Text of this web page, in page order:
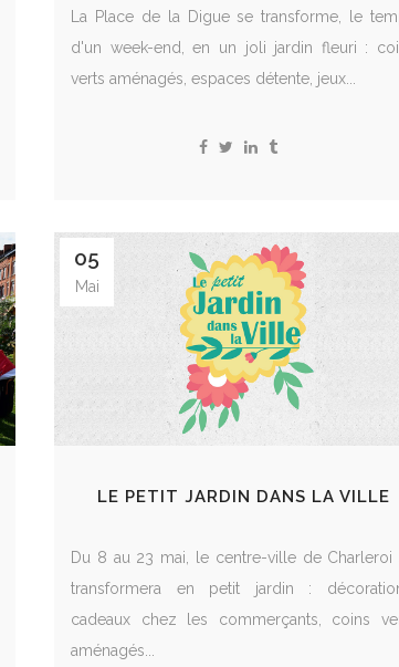
La Place de la Digue se transforme, le
d'un week-end, en un joli jardin fleuri :
verts aménagés, espaces détente, jeux...
05
Mai
LE PETIT JARDIN DANS LA VILLE
Du 8 au 23 mai, le centre-ville de Charleroi
transformera en petit jardin :
cadeaux chez les commerçants, coins
aménagés...